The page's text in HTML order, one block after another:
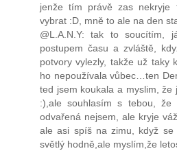
jenže tím právě zas
vybrat :D, mně to ale na den
@L.A.N.Y: tak to soucítím,
postupem času a zvláště,
potvory vylezly, takže už taky
ho nepoužívala vůbec…ten
ted jsem koukala a myslim,
:),ale souhlasím s tebou,
odvařená nejsem, ale kryje
ale asi spíš na zimu, když
světlý hodně,ale myslím,že